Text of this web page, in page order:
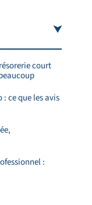
court
: ce que les avis
: